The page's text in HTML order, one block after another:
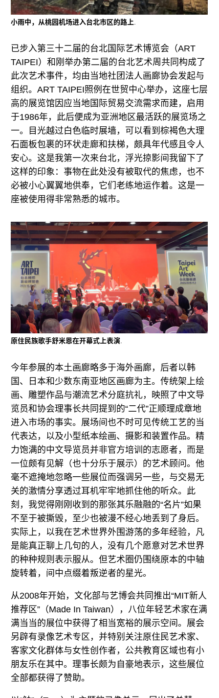
小雨中，从桃园机场进入台北市区的路上
已步入第三十二届的台北国际艺术博览会（ART
TAIPEI）和刚举办第二届的台北艺术周共同构成了
此次艺术事件，均由当地社团法人画廊协会发起与
组织。ART TAIPEI照例在世贸中心举办，这座七层
高的展览馆因应当地国际贸易交流需求而建，启用
于1986年，此后便成为亚洲地区最活跃的展览场之
一。目光越过白色临时展墙，可以看到棕褐色大理
石面板包裹的环状走廊和扶梯，颇具年代感且令人
安心。这是我第一次来台北，浮光掠影间我留下了
这样的印象：事物在此处没有被取代的焦虑，也不
必被小心翼翼地供奉，它们老练地运作着。这是一
座被使用得非常熟悉的城市。
原住民族歌手舒米恩在开幕式上表演
今年参展的本土画廊略多于海外画廊，后者以韩
国、日本和少数东南亚地区画廊为主。传统架上绘
画、雕塑作品与潮流艺术分庭抗礼，映照了中文导
览员和协会理事长共同提到的“二代”正顺理成章地
进入市场的事实。展场间也不时可见传统工艺的当
代表达，以及小型纸本绘画、摄影和装置作品。精
力饱满的中文导览员并非官方培训的志愿者，而是
一位颇有见解（也十分乐于展示）的艺术顾问。他
毫不遮掩地忽略一些展位而强调另一些，与交易无
关的激情分享透过耳机牢牢地抓住他的听众。此
刻，我觉得刚刚收到的那张其乐融融的“名片”如果
不至于被撕毁，至少也被漫不经心地丢到了身后。
实际上，以我在艺术世界外围游荡的多年经验，凡
是能真正聊上几句的人，没有几个愿意对艺术世界
的种种规则表示服从。但艺术圈仍围绕原本的中轴
旋转着，间中点缀着叛逆者的星光。
从2008年开始，文化部与艺博会共同推出“MIT新人
推荐区”（Made In Taiwan），八位年轻艺术家在满
满当当的展位中获得了相当宽裕的展示空间。展会
另辟有录像艺术专区，并特别关注原住民艺术家、
客家文化群体与女性创作者，公共教育区域也有小
朋友乐在其中。理事长颇为自豪地表示，这些展位
全部都获得了赞助。